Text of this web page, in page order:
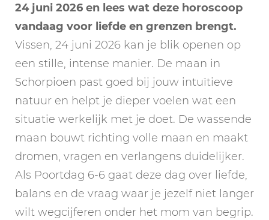
24 juni 2026 en lees wat deze horoscoop
vandaag voor liefde en grenzen brengt.
Vissen, 24 juni 2026 kan je blik openen op
een stille, intense manier. De maan in
Schorpioen past goed bij jouw intuïtieve
natuur en helpt je dieper voelen wat een
situatie werkelijk met je doet. De wassende
maan bouwt richting volle maan en maakt
dromen, vragen en verlangens duidelijker.
Als Poortdag 6-6 gaat deze dag over liefde,
balans en de vraag waar je jezelf niet langer
wilt wegcijferen onder het mom van begrip.